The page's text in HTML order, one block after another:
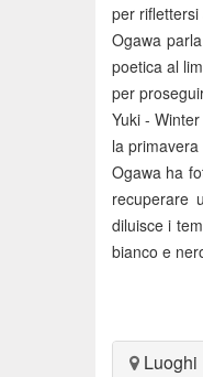
per riflettersi
Ogawa
poetica al
per
Yuki -
la
Ogawa ha
recuperare
diluisce i
bianco e
Luoghi